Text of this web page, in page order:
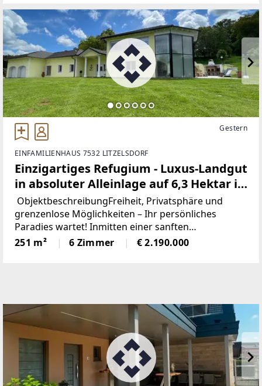
Gestern
EINFAMILIENHAUS 7532 LITZELSDORF
Einzigartiges Refugium - Luxus-Landgut
in absoluter Alleinlage auf 6,3 Hektar in
Litzelsdorf
ObjektbeschreibungFreiheit, Privatsphäre und
grenzenlose Möglichkeiten – Ihr persönliches
Paradies wartet! Inmitten einer sanften
Hügellandschaft, weit weg vom Trubel des Alltags
und doch auf modernstem technologischem
251 m² 6 Zimmer € 2.190.000